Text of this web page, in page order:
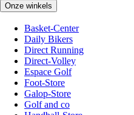
Onze winkels
Basket-Center
Daily Bikers
Direct Running
Direct-Volley
Espace Golf
Foot-Store
Galop-Store
Golf and co